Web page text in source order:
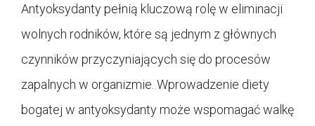
Antyoksydanty pełnią kluczową rolę w eliminacji
wolnych rodników, które są jednym z głównych
czynników przyczyniających się do procesów
zapalnych w organizmie. Wprowadzenie diety
bogatej w antyoksydanty może wspomagać walkę